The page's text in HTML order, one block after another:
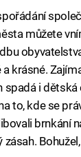
můžete
krásné.
spadá i
to, kde se
brnkání